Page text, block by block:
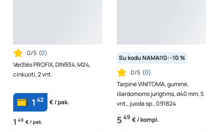
0/5 (0)
Veržlės PROFIX, DIN934, M24,
cinkuoti, 2 vnt.
1 42 € / pak.
1 49 € / pak.
Su kodu NAMAI10: -10 %
0/5 (0)
Tarpinė VINITOMA, guminė,
išardomoms jungtims, d40 mm, 5
vnt., juoda sp., 091824
549 € / kompl.